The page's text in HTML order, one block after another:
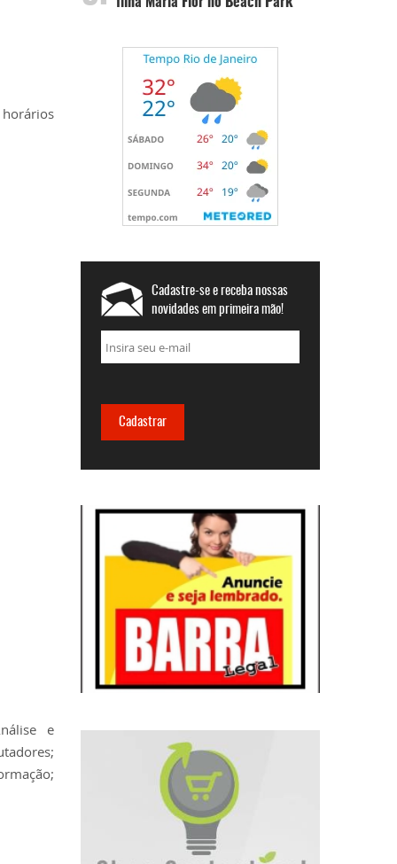
e
Cadastre-se e receba nossas
novidades em primeira mão!